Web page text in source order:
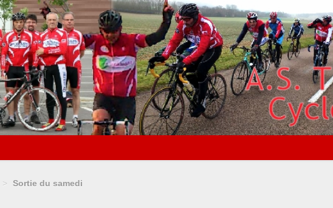
> Sortie du samedi